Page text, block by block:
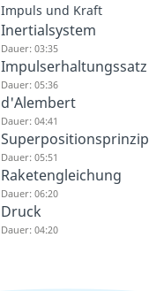
Impuls und Kraft
Inertialsystem
Dauer: 03:35
Impulserhaltungssatz
Dauer: 05:36
d'Alembert
Dauer: 04:41
Superpositionsprinzip
Dauer: 05:51
Raketengleichung
Dauer: 06:20
Druck
Dauer: 04:20